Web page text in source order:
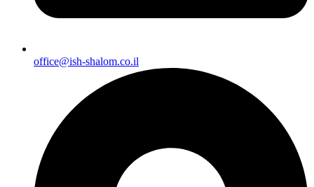
office@ish-shalom.co.il